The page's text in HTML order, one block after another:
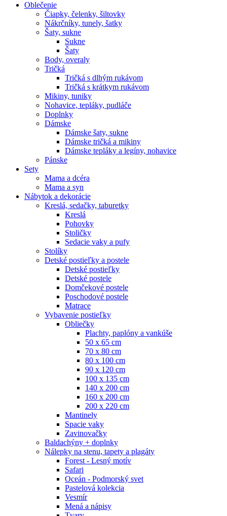
Oblečenie
Čiapky, čelenky, šiltovky
Nákrčníky, tunely, šatky
Šaty, sukne
Sukne
Šaty
Body, overaly
Tričká
Tričká s dlhým rukávom
Tričká s krátkym rukávom
Mikiny, tuniky
Nohavice, tepláky, pudláče
Doplnky
Dámske
Dámske šaty, sukne
Dámske tričká a mikiny
Dámske tepláky a legíny, nohavice
Pánske
Sety
Mama a dcéra
Mama a syn
Nábytok a dekorácie
Kreslá, sedačky, taburetky
Kreslá
Pohovky
Stoličky
Sedacie vaky a pufy
Stolíky
Detské postieľky a postele
Detské postieľky
Detské postele
Domčekové postele
Poschodové postele
Matrace
Vybavenie postieľky
Obliečky
Plachty, paplóny a vankúše
50 x 65 cm
70 x 80 cm
80 x 100 cm
90 x 120 cm
100 x 135 cm
140 x 200 cm
160 x 200 cm
200 x 220 cm
Mantinely
Spacie vaky
Zavinovačky
Baldachýny + doplnky
Nálepky na stenu, tapety a plagáty
Forest - Lesný motív
Safari
Oceán - Podmorský svet
Pastelová kolekcia
Vesmír
Mená a nápisy